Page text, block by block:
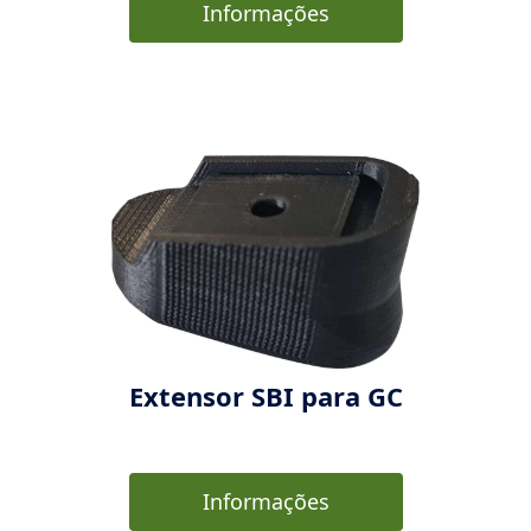
Informações
Extensor SBI para GC
Informações